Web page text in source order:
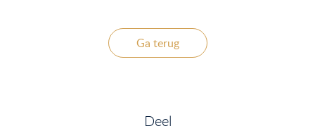
Ga terug
Deel